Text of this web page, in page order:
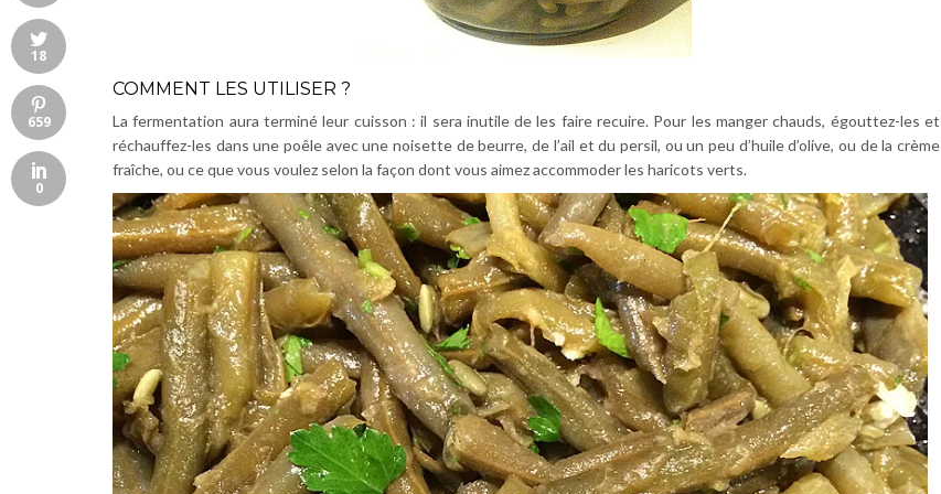
COMMENT LES UTILISER ?
La fermentation aura terminé leur cuisson : il sera inutile de les faire recuire. Pour les manger chauds, égouttez-les et
réchauffez-les dans une poêle avec une noisette de beurre, de l’ail et du persil, ou un peu d’huile d’olive, ou de la crème
fraîche, ou ce que vous voulez selon la façon dont vous aimez accommoder les haricots verts.
18
659
0